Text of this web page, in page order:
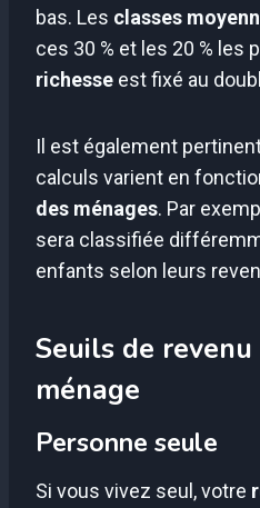
bas. Les classes
ces 30 % et les 20 % les
richesse est fixé au
Il est également
calculs varient en
des ménages. Par
sera classifiée
enfants selon leurs
Seuils de
ménage
Personne seule
Si vous vivez seul, votre